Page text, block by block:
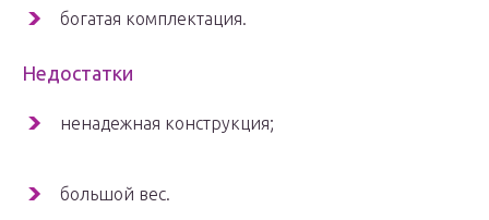
богатая комплектация.
Недостатки
ненадежная конструкция;
большой вес.